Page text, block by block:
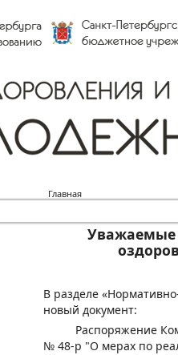
Главная
Уважаемые
В разделе
новый документ:
Распоряжение
№ 48-р "О мерах по